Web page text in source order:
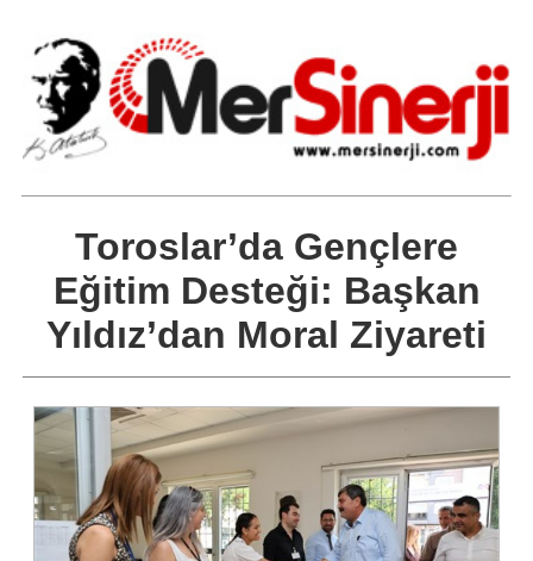
Toroslar’da Gençlere
Eğitim Desteği: Başkan
Yıldız’dan Moral Ziyareti